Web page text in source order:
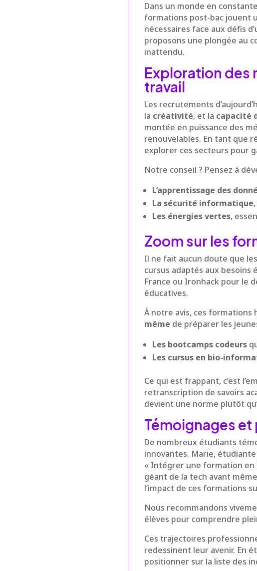
Dans un monde en
formations post-bac jouent
nécessaires face aux défis
proposons une plongée au
inattendu.
Exploration des
travail
Les recrutements
la créativité, et la capacité
montée en puissance des
renouvelables. En tant que
explorer ces secteurs pour
Notre conseil ? Pensez à
L’apprentissage des
La sécurité informatique
Les énergies vertes,
Zoom sur les
Il ne fait aucun doute que
cursus adaptés aux besoins
France ou Ironhack pour le
éducatives.
À notre avis, ces
même de préparer les
Les bootcamps codeurs
Les cursus en bio-
Ce qui est frappant, c’est
retranscription de savoirs
devient une norme plutôt
Témoignages
De nombreux étudiants
innovantes. Marie,
« Intégrer une formation en
géant de la tech avant
l’impact de ces formations
Nous recommandons
élèves pour comprendre
Ces trajectoires
redessinent leur avenir. En
positionner sur la liste des